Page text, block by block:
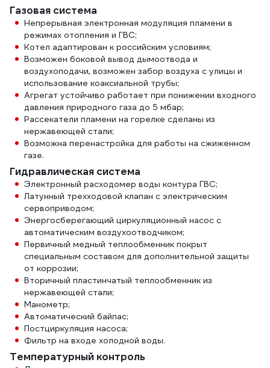
Газовая система
Непрерывная электронная модуляция пламени в
режимах отопления и ГВС;
Котел адаптирован к российским условиям;
Возможен боковой вывод дымоотвода и
воздухоподачи, возможен забор воздуха с улицы и
использование коаксиальной трубы;
Агрегат устойчиво работает при понижении входного
давления природного газа до 5 мбар;
Рассекатели пламени на горелке сделаны из
нержавеющей стали;
Возможна перенастройка для работы на сжиженном
газе.
Гидравлическая система
Электронный расходомер воды контура ГВС;
Латунный трехходовой клапан с электрическим
сервоприводом;
Энергосберегающий циркуляционный насос с
автоматическим воздухоотводчиком;
Первичный медный теплообменник покрыт
специальным составом для дополнительной защиты
от коррозии;
Вторичный пластинчатый теплообменник из
нержавеющей стали;
Манометр;
Автоматический байпас;
Постциркуляция насоса;
Фильтр на входе холодной воды.
Температурный контроль